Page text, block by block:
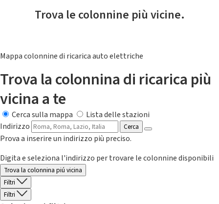
Trova le colonnine più vicine.
Mappa colonnine di ricarica auto elettriche
Trova la colonnina di ricarica più
vicina a te
Cerca sulla mappa
Lista delle stazioni
Indirizzo
Cerca
Prova a inserire un indirizzo più preciso.
Digita e seleziona l'indirizzo per trovare le colonnine disponibili
Trova la colonnina piú vicina
Filtri
Filtri